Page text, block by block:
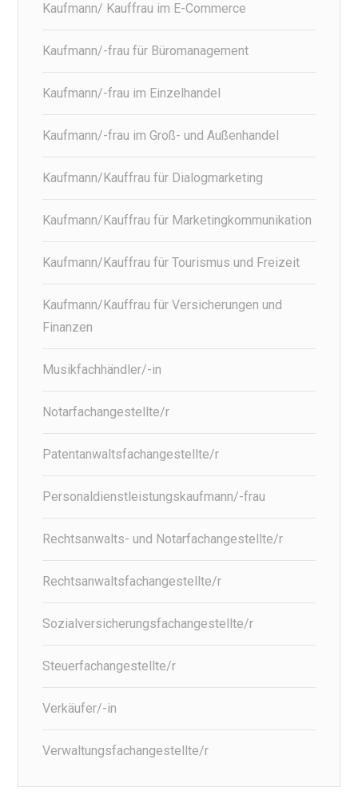
Kaufmann/ Kauffrau im E-Commerce
Kaufmann/-frau für Büromanagement
Kaufmann/-frau im Einzelhandel
Kaufmann/-frau im Groß- und Außenhandel
Kaufmann/Kauffrau für Dialogmarketing
Kaufmann/Kauffrau für Marketingkommunikation
Kaufmann/Kauffrau für Tourismus und Freizeit
Kaufmann/Kauffrau für Versicherungen und
Finanzen
Musikfachhändler/-in
Notarfachangestellte/r
Patentanwaltsfachangestellte/r
Personaldienstleistungskaufmann/-frau
Rechtsanwalts- und Notarfachangestellte/r
Rechtsanwaltsfachangestellte/r
Sozialversicherungsfachangestellte/r
Steuerfachangestellte/r
Verkäufer/-in
Verwaltungsfachangestellte/r